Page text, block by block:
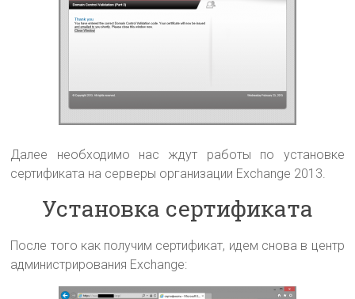
Далее необходимо нас ждут работы по установке
сертификата на серверы организации Exchange 2013.
Установка сертификата
После того как получим сертификат, идем снова в центр
администрирования Exchange: